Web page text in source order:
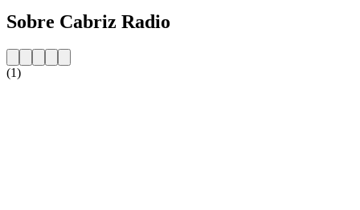
Sobre Cabriz Radio
(1)